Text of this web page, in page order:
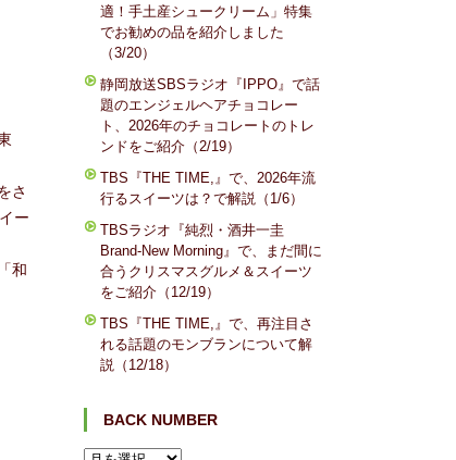
さ
ー
和
適！手土産シュークリーム」特集
でお勧めの品を紹介しました
（3/20）
静岡放送SBSラジオ『IPPO』で話
題のエンジェルヘアチョコレー
ト、2026年のチョコレートのトレ
ンドをご紹介（2/19）
TBS『THE TIME,』で、2026年流
行るスイーツは？で解説（1/6）
TBSラジオ『純烈・酒井一圭
Brand-New Morning』で、まだ間に
合うクリスマスグルメ＆スイーツ
をご紹介（12/19）
TBS『THE TIME,』で、再注目さ
れる話題のモンブランについて解
説（12/18）
BACK NUMBER